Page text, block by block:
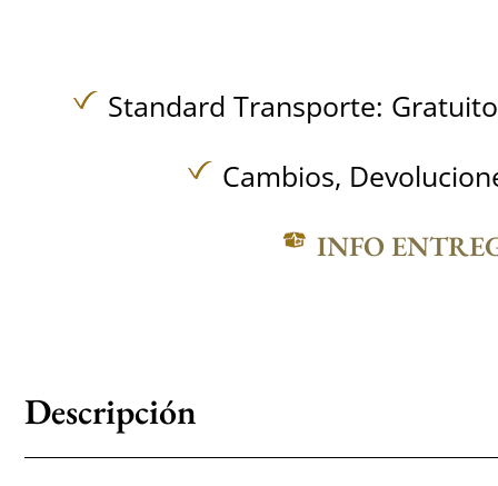
Standard Transporte:
Cambios,
INFO
Descripción